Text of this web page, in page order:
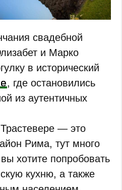
свадебной
и Маркo
в исторический
, где остановились
из аутентичных
— это
Рима, тут много
хотите попробовать
кухню, а также